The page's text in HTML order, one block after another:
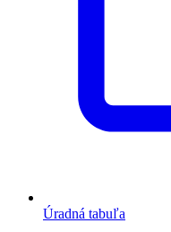
Úradná tabuľa